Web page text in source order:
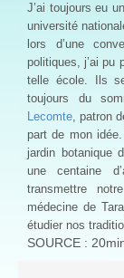
J’ai toujours eu
université
lors d’une
politiques, j’ai pu
telle école. Ils
toujours du
Lecomte, patron
part de mon
jardin botanique
une centaine
transmettre
médecine de
étudier nos
SOURCE :